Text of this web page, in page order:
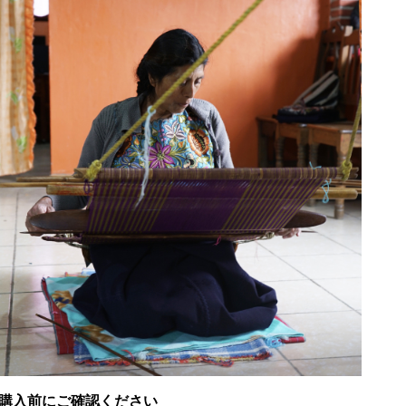
入前にご確認ください